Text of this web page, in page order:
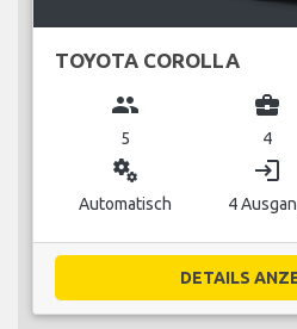
TOYOTA COROLLA
group
5
business_center
4
miscellaneous_services
Automatisch
login
4
DETAILS